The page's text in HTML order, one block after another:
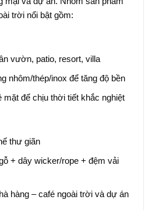
trời nổi bật gồm:
vườn, patio, resort, villa
nhôm/thép/inox để tăng độ bền
mặt để chịu thời tiết khắc nghiệt
thư giãn
+ dây wicker/rope + đệm vải
hàng – café ngoài trời và dự án